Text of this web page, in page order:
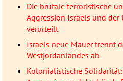
Die brutale terroristische
Aggression Israels und der
verurteilt
Israels neue Mauer trennt
Westjordanlandes ab
Kolonialistische